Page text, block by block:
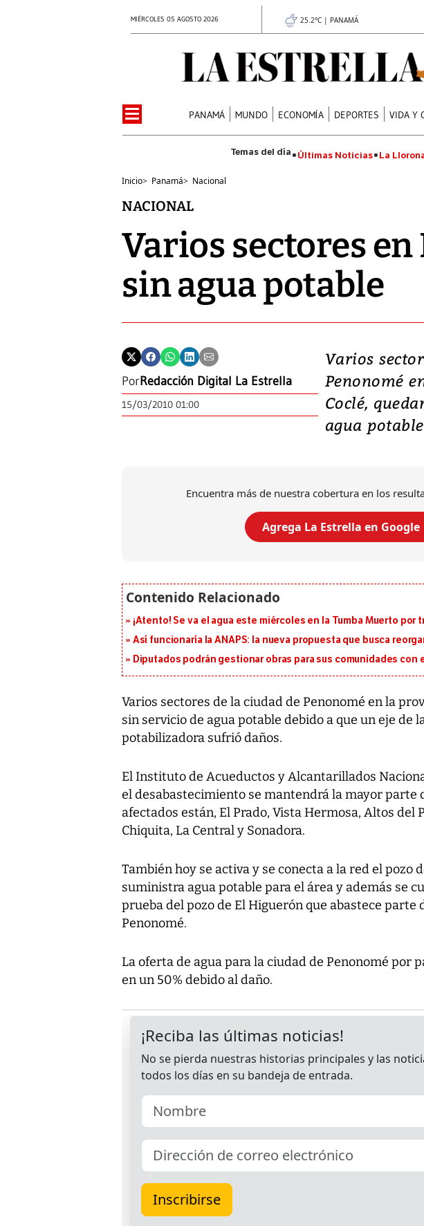
MIÉRCOLES 05 AGOSTO 2026 25.2°C | PANAMÁ
PANAMÁ MUNDO ECONOMÍA DEPORTES VIDA Y
Últimas Noticias La
Inicio> Panamá> Nacional
NACIONAL
Varios sectores
sin agua potable
PorRedacción Digital La Estrella
15/03/2010 01:00
Varios
Penonomé
Coclé,
agua
Encuentra más de nuestra cobertura en los
Agrega La Estrella en Google
¡Atento! Se va el agua este miércoles en la Tumba Muerto por
Así funcionaría la ANAPS: la nueva propuesta que busca
Diputados podrán gestionar obras para sus comunidades con
Varios sectores de la ciudad de Penonomé en la
sin servicio de agua potable debido a que un eje de
potabilizadora sufrió daños.
El Instituto de Acueductos y Alcantarillados
el desabastecimiento se mantendrá la mayor parte
afectados están, El Prado, Vista Hermosa, Altos del
Chiquita, La Central y Sonadora.
También hoy se activa y se conecta a la red el pozo
suministra agua potable para el área y además se
prueba del pozo de El Higuerón que abastece parte
Penonomé.
La oferta de agua para la ciudad de Penonomé por
en un 50% debido al daño.
7,1